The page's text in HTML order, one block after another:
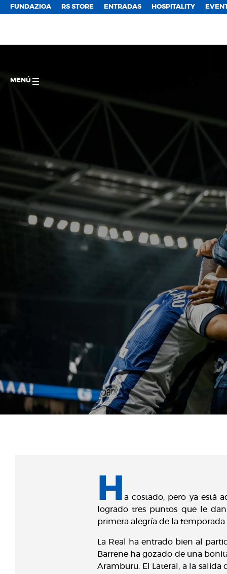
FUNDAZIOA RS STORE ENTRADAS HOSPITALITY
MENÚ
H
a costado, pero ya está
logrado tres puntos que le
primera alegría de la temporada.
La Real ha entrado bien al
Barrene ha gozado de una
Aramburu. El Lateral, a la salida